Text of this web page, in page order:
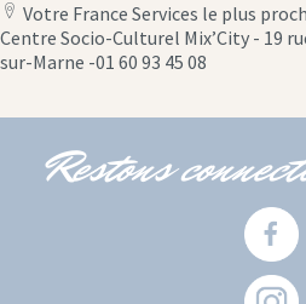
location
icon
Votre France Services le plus
Centre Socio-Culturel Mix’City - 19
sur-Marne -01 60 93 45 08
Restons